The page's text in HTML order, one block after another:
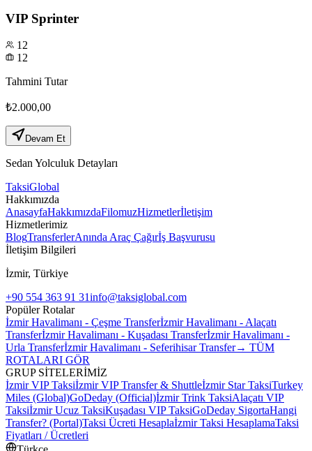
VIP Sprinter
12
12
Tahmini Tutar
₺2.000,00
Devam Et
Sedan Yolculuk Detayları
TaksiGlobal
Hakkımızda
AnasayfaHakkımızdaFilomuzHizmetlerİletişim
Hizmetlerimiz
BlogTransferlerAnında Araç Çağırİş Başvurusu
İletişim Bilgileri
İzmir, Türkiye
+90 554 363 91 31info@taksiglobal.com
Popüler Rotalar
İzmir Havalimanı - Çeşme Transferİzmir Havalimanı - Alaçatı
Transferİzmir Havalimanı - Kuşadası Transferİzmir Havalimanı -
Urla Transferİzmir Havalimanı - Seferihisar Transfer→ TÜM
ROTALARI GÖR
GRUP SİTELERİMİZ
İzmir VIP Taksiİzmir VIP Transfer & Shuttleİzmir Star TaksiTurkey
Miles (Global)GoDeday (Official)İzmir Trink TaksiAlaçatı VIP
Taksiİzmir Ucuz TaksiKuşadası VIP TaksiGoDeday SigortaHangi
Transfer? (Portal)Taksi Ücreti Hesaplaİzmir Taksi HesaplamaTaksi
Fiyatları / Ücretleri